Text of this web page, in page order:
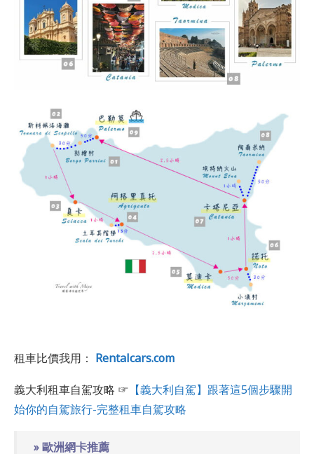
租車比價我用： Rentalcars.com
義大利租車自駕攻略 ☞ 【義大利自駕】跟著這5個步驟開
始你的自駕旅行-完整租車自駕攻略
» 歐洲網卡推薦